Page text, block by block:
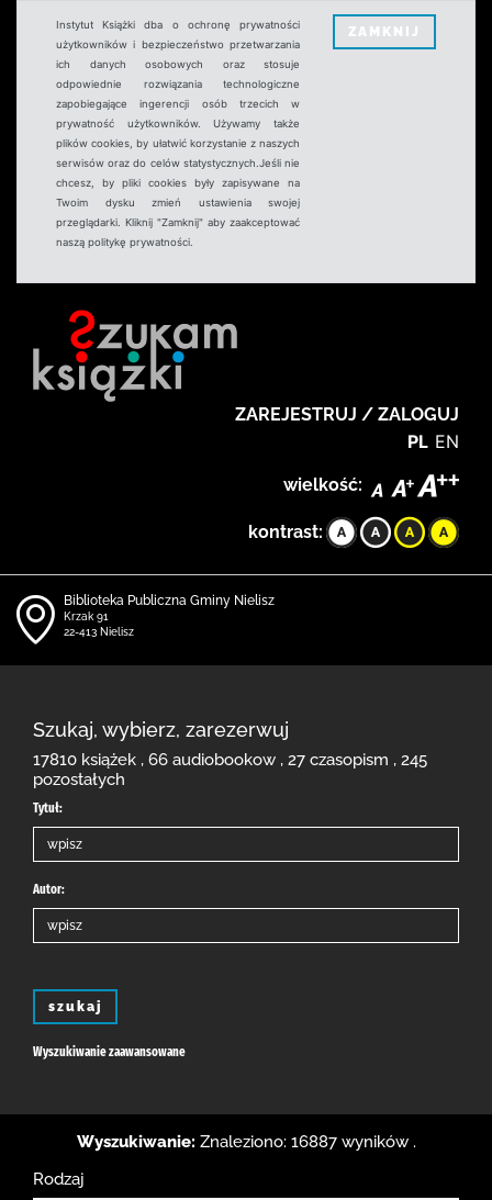
Instytut Książki dba o ochronę prywatności
użytkowników i bezpieczeństwo przetwarzania
ich danych osobowych oraz stosuje
odpowiednie rozwiązania technologiczne
zapobiegające ingerencji osób trzecich w
prywatność użytkowników. Używamy także
plików cookies, by ułatwić korzystanie z naszych
serwisów oraz do celów statystycznych.Jeśli nie
chcesz, by pliki cookies były zapisywane na
Twoim dysku zmień ustawienia swojej
przeglądarki. Kliknij "Zamknij" aby zaakceptować
naszą politykę prywatności.
ZAMKNIJ
ZAREJESTRUJ / ZALOGUJ
PL EN
wielkość:
kontrast:
Biblioteka Publiczna Gminy Nielisz
Krzak 91
22-413 Nielisz
Szukaj, wybierz, zarezerwuj
17810 książek , 66 audiobookow , 27 czasopism , 245
pozostałych
Tytuł:
Autor:
szukaj
Wyszukiwanie zaawansowane
Wyszukiwanie: Znaleziono: 16887 wyników .
Rodzaj